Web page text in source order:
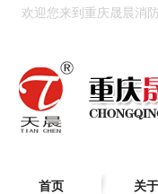
欢迎您来到重庆晟晨消
首页 关